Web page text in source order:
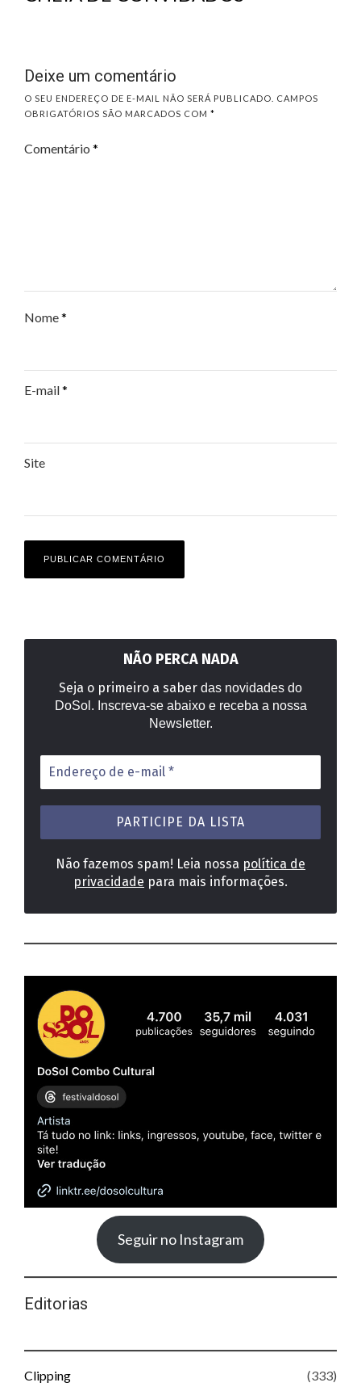
Deixe um comentário
O SEU ENDEREÇO DE E-MAIL NÃO SERÁ PUBLICADO.
CAMPOS
OBRIGATÓRIOS SÃO MARCADOS COM *
Comentário *
Nome*
E-mail*
Site
NÃO PERCA NADA
Seja o primeiro a saber das novidades do
DoSol. Inscreva-se abaixo e receba a nossa
Newsletter.
Endereço
de
e-
mail
Não fazemos spam! Leia nossa política de
privacidade para mais informações.
Seguir no Instagram
Editorias
Clipping (333)